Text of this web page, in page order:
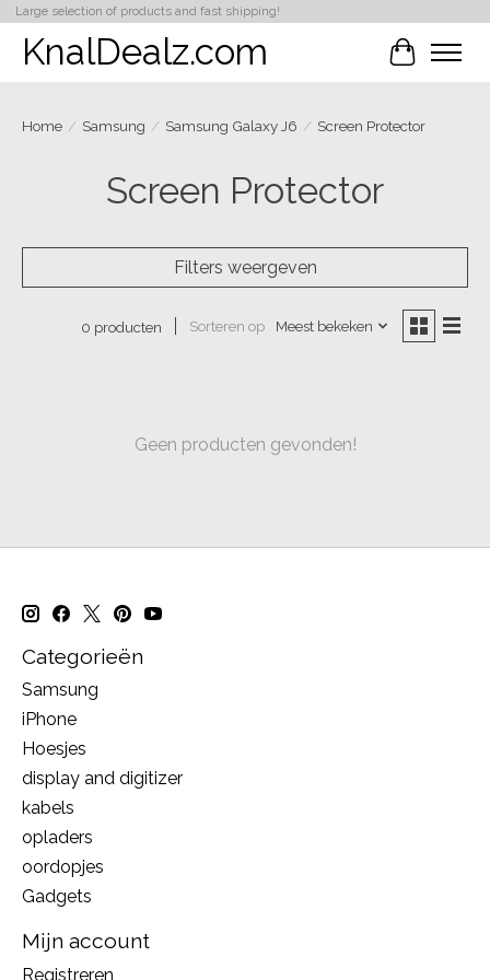
Large selection of products and fast shipping!
KnalDealz.com
Home / Samsung / Samsung Galaxy J6 / Screen Protector
Screen Protector
Filters weergeven
0 producten Sorteren op Meest bekeken
Geen producten gevonden!
Categorieën
Samsung
iPhone
Hoesjes
display and digitizer
kabels
opladers
oordopjes
Gadgets
Mijn account
Registreren